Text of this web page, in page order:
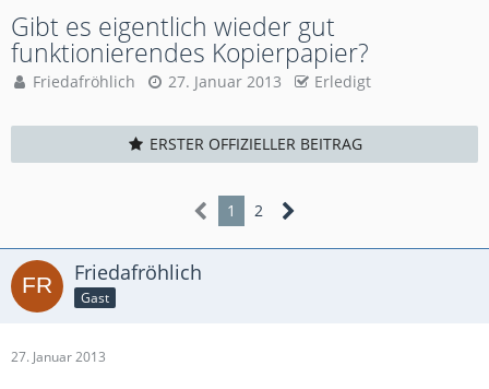
Gibt es eigentlich wieder gut
funktionierendes Kopierpapier?
Friedafröhlich 27. Januar 2013 Erledigt
ERSTER OFFIZIELLER BEITRAG
1 2
Friedafröhlich
Gast
27. Januar 2013